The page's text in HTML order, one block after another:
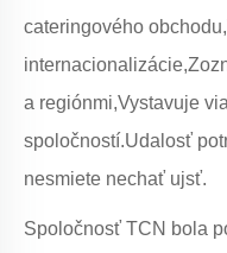
cateringového
a regiónmi,Vystavuje
spoločností.Udalosť
nesmiete nechať ujsť.
Spoločnosť TCN bola